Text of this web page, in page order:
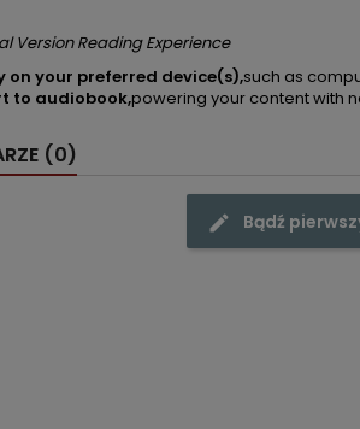
Version Reading Experience
on your preferred device(s),such as
to audiobook,powering your content with
(0)
Bądź